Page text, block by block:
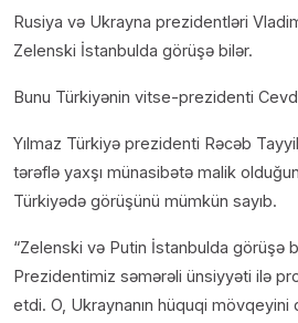
Rusiya və Ukrayna prezidentləri
Zelenski İstanbulda görüşə bilər.
Bunu Türkiyənin vitse-prezidenti
Yılmaz Türkiyə prezidenti Rəcəb
tərəflə yaxşı münasibətə malik
Türkiyədə görüşünü mümkün sayıb.
“Zelenski və Putin İstanbulda görüşə
Prezidentimiz səmərəli ünsiyyəti ilə
etdi. O, Ukraynanın hüquqi